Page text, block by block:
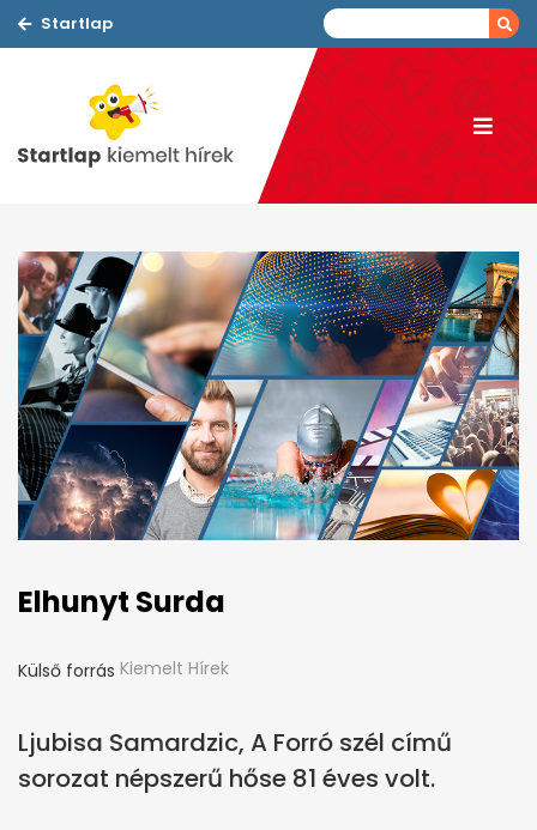
Startlap
Elhunyt Surda
Külső forrás Kiemelt Hírek
Ljubisa Samardzic, A Forró szél című
sorozat népszerű hőse 81 éves volt.